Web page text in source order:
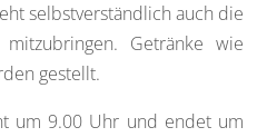
selbstverständlich auch die
mitzubringen. Getränke wie
gestellt.
um 9.00 Uhr und endet um